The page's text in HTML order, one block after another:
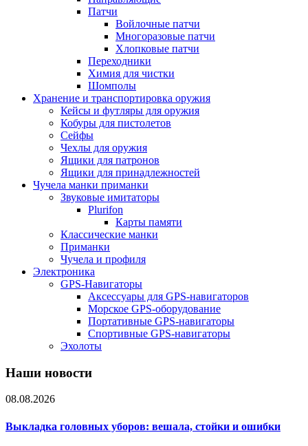
Патчи
Войлочные патчи
Многоразовые патчи
Хлопковые патчи
Переходники
Химия для чистки
Шомполы
Хранение и транспортировка оружия
Кейсы и футляры для оружия
Кобуры для пистолетов
Сейфы
Чехлы для оружия
Ящики для патронов
Ящики для принадлежностей
Чучела манки приманки
Звуковые имитаторы
Plurifon
Карты памяти
Классические манки
Приманки
Чучела и профиля
Электроника
GPS-Навигаторы
Аксессуары для GPS-навигаторов
Морское GPS-оборудование
Портативные GPS-навигаторы
Спортивные GPS-навигаторы
Эхолоты
Наши новости
08.08.2026
Выкладка головных уборов: вешала, стойки и ошибки